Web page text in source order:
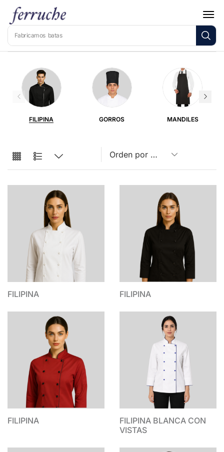
Fabricamos batas
FILIPINA GORROS MANDILES
FILIPINA FILIPINA
FILIPINA
FILIPINA BLANCA CON
VISTAS